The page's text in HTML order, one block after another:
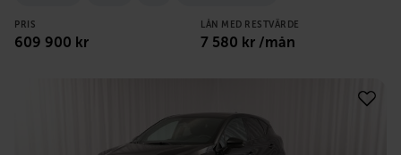
PRIS
609 900 kr
LÅN MED RESTVÄRDE
7 580 kr /mån